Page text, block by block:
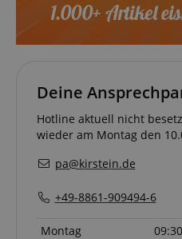
Deine
Hotline aktuell nicht
wieder am Montag den
pa@kirstein.de
+49-8861-909494-6
Montag